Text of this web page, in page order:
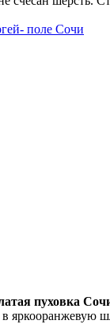
поле Сочи
пуховка
в